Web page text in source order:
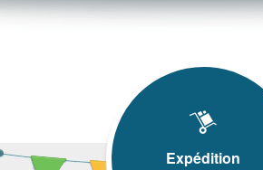
Expédition